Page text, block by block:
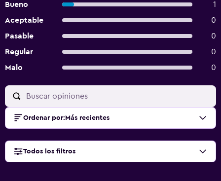
Bueno
1
Aceptable
0
Pasable
0
Regular
0
Malo
0
Ordenar por: Más recientes
Todos los filtros